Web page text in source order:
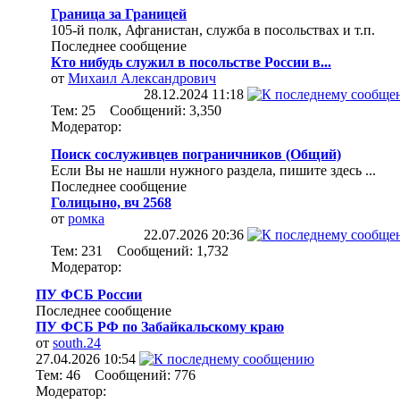
Граница за Границей
105-й полк, Афганистан, служба в посольствах и т.п.
Последнее сообщение
Кто нибудь служил в посольстве России в...
от Михаил Александрович
28.12.2024 11:18
Тем: 25 Сообщений: 3,350
Модератор:
Поиск сослуживцев пограничников (Общий)
Если Вы не нашли нужного раздела, пишите здесь ...
Последнее сообщение
Голицыно, вч 2568
от ромка
22.07.2026 20:36
Тем: 231 Сообщений: 1,732
Модератор:
ПУ ФСБ России
Последнее сообщение
ПУ ФСБ РФ по Забайкальскому краю
от south.24
27.04.2026 10:54
Тем: 46 Сообщений: 776
Модератор: